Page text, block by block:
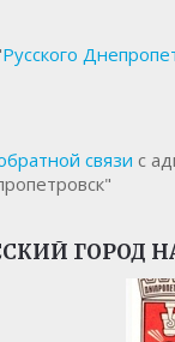
Русского
связи с
ГОРОД